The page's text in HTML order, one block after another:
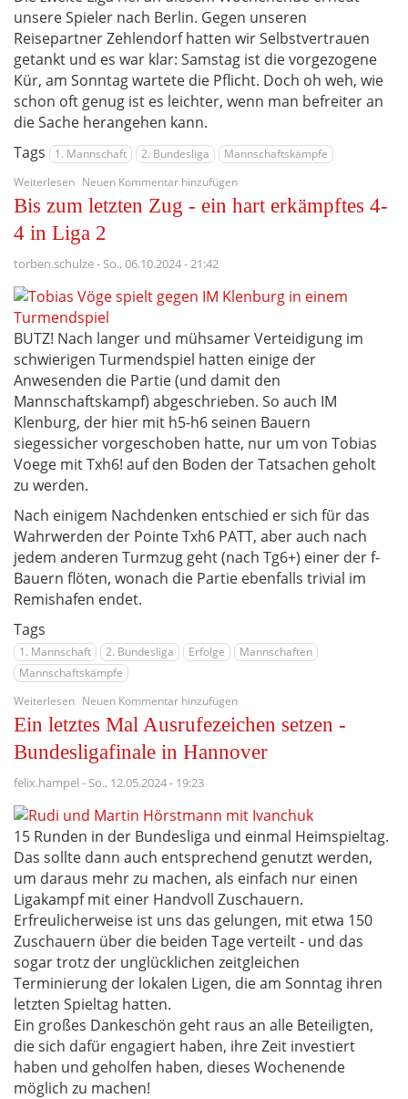
der
2.
Liga
unsere Spieler nach Berlin. Gegen unseren
Reisepartner Zehlendorf hatten wir Selbstvertrauen
getankt und es war klar: Samstag ist die vorgezogene
Kür, am Sonntag wartete die Pflicht. Doch oh weh, wie
schon oft genug ist es leichter, wenn man befreiter an
die Sache herangehen kann.
Tags
1. Mannschaft 2. Bundesliga
Mannschaftskämpfe
Weiterlesen über
Schwarzes
Wochenende
in
der
zweiten
Neuen Kommentar hinzufügen
Bis zum letzten Zug - ein hart erkämpftes 4-
4 in Liga 2
torben.schulze- So., 06.10.2024 - 21:42
BUTZ! Nach langer und mühsamer Verteidigung im
schwierigen Turmendspiel hatten einige der
Anwesenden die Partie (und damit den
Mannschaftskampf) abgeschrieben. So auch IM
Klenburg, der hier mit h5-h6 seinen Bauern
siegessicher vorgeschoben hatte, nur um von Tobias
Voege mit Txh6! auf den Boden der Tatsachen geholt
zu werden.
Nach einigem Nachdenken entschied er sich für das
Wahrwerden der Pointe Txh6 PATT, aber auch nach
jedem anderen Turmzug geht (nach Tg6+) einer der f-
Bauern flöten, wonach die Partie ebenfalls trivial im
Remishafen endet.
Tags
1. Mannschaft 2. Bundesliga Erfolge
Mannschaften
Mannschaftskämpfe
Weiterlesen über
zum
letzten
Zug
-
hart
erkämpftes
4-
4
in
Liga
Neuen Kommentar hinzufügen
Ein letztes Mal Ausrufezeichen setzen -
Bundesligafinale in Hannover
felix.hampel - So., 12.05.2024 - 19:23
15 Runden in der Bundesliga und einmal Heimspieltag.
Das sollte dann auch entsprechend genutzt werden,
um daraus mehr zu machen, als einfach nur einen
Ligakampf mit einer Handvoll Zuschauern.
Erfreulicherweise ist uns das gelungen, mit etwa 150
Zuschauern über die beiden Tage verteilt - und das
sogar trotz der unglücklichen zeitgleichen
Terminierung der lokalen Ligen, die am Sonntag ihren
letzten Spieltag hatten.
Ein großes Dankeschön geht raus an alle Beteiligten,
die sich dafür engagiert haben, ihre Zeit investiert
haben und geholfen haben, dieses Wochenende
möglich zu machen!